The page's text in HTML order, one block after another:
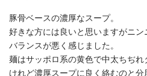
豚骨ベースの濃厚なスープ。
好きな方には良いと思いますがニ
バランスが悪く感じました。
麺はサッポロ系の黄色で中太ちぢ
けれど濃厚スープに良く絡むのと